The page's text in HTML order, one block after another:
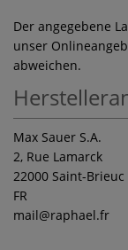
Der angegebene
unser
abweichen.
Max Sauer S.A.
2, Rue Lamarck
22000 Saint-Brieuc
FR
mail@raphael.fr